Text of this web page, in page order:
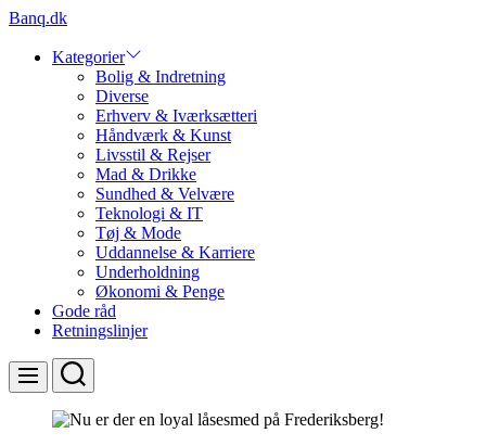
Skip
content
Banq.dk
Kategorier
Bolig & Indretning
Diverse
Erhverv & Iværksætteri
Håndværk & Kunst
Livsstil & Rejser
Mad & Drikke
Sundhed & Velvære
Teknologi & IT
Tøj & Mode
Uddannelse & Karriere
Underholdning
Økonomi & Penge
Gode råd
Retningslinjer
Menu Search